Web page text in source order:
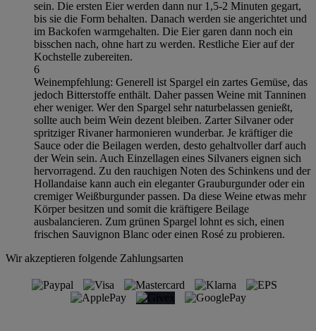
sein. Die ersten Eier werden dann nur 1,5-2 Minuten gegart,
bis sie die Form behalten. Danach werden sie angerichtet und
im Backofen warmgehalten. Die Eier garen dann noch ein
bisschen nach, ohne hart zu werden. Restliche Eier auf der
Kochstelle zubereiten.
6
Weinempfehlung: Generell ist Spargel ein zartes Gemüse, das
jedoch Bitterstoffe enthält. Daher passen Weine mit Tanninen
eher weniger. Wer den Spargel sehr naturbelassen genießt,
sollte auch beim Wein dezent bleiben. Zarter Silvaner oder
spritziger Rivaner harmonieren wunderbar. Je kräftiger die
Sauce oder die Beilagen werden, desto gehaltvoller darf auch
der Wein sein. Auch Einzellagen eines Silvaners eignen sich
hervorragend. Zu den rauchigen Noten des Schinkens und der
Hollandaise kann auch ein eleganter Grauburgunder oder ein
cremiger Weißburgunder passen. Da diese Weine etwas mehr
Körper besitzen und somit die kräftigere Beilage
ausbalancieren. Zum grünen Spargel lohnt es sich, einen
frischen Sauvignon Blanc oder einen Rosé zu probieren.
Wir akzeptieren folgende Zahlungsarten